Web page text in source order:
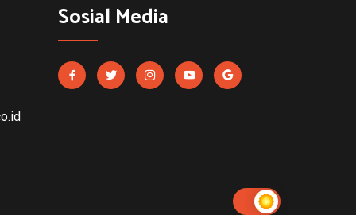
Sosial Media